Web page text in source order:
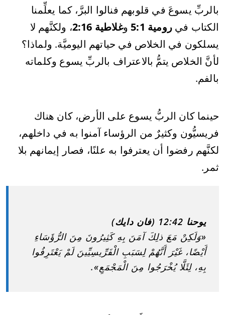
بالربِّ يسوعَ في قلوبهم فنالوا البرَّ، كما يعلِّمنا
الكتاب في رومية 5:1 وغلاطية 2:16
، ولكنَّهم لا
يسلكون في الخلاص في حياتهم اليوميَّة. ولماذا؟
لأنَّ الخلاص يتمُّ بالاعتراف بالربِّ يسوع وكلماته
بالفم.
حينما كان الربُّ يسوع على الأرض، كان هناك
فريسيُّون وكثيرٌ من الرؤساء آمنوا به في داخلهم،
لكنَّهم رفضوا أن يعترفوا به علنًا، فصار إيمانهم بلا
ثمر.
يوحنا 12:42 (فان دايك)
«وَلَكِنْ مَعَ ذلِكَ آمَنَ بِهِ كَثِيرُونَ مِنَ الرُّؤَسَاءِ
أَيْضًا، غَيْرَ أَنَّهُمْ لِسَبَبِ الْفَرِّيسِيِّينَ لَمْ يَعْتَرِفُوا
بِهِ، لِئَلَّا يُخْرَجُوا مِنَ الْمَجْمَعِ».